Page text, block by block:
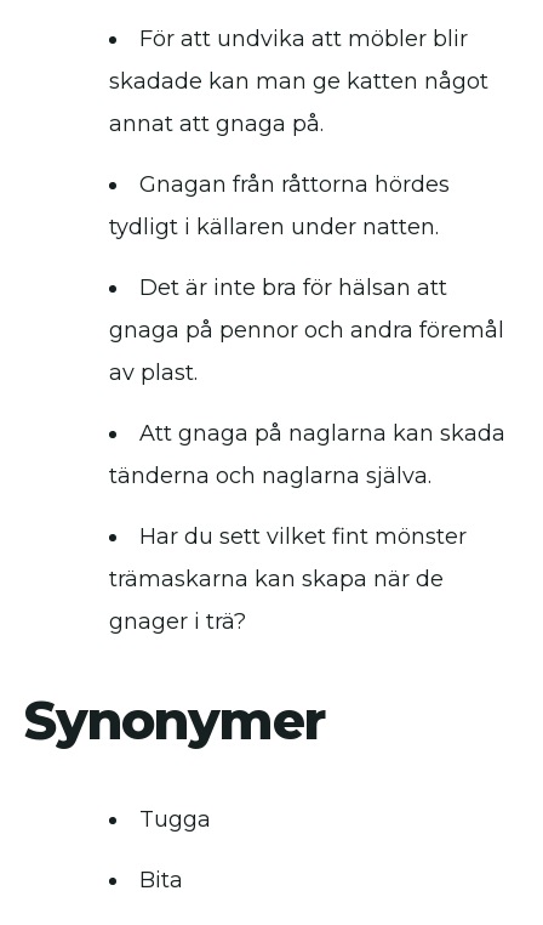
För att undvika att möbler blir
skadade kan man ge katten något
annat att gnaga på.
Gnagan från råttorna hördes
tydligt i källaren under natten.
Det är inte bra för hälsan att
gnaga på pennor och andra föremål
av plast.
Att gnaga på naglarna kan skada
tänderna och naglarna själva.
Har du sett vilket fint mönster
trämaskarna kan skapa när de
gnager i trä?
Synonymer
Tugga
Bita